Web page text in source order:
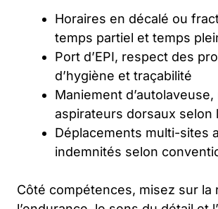
Horaires en décalé ou
temps partiel et temps
Port d’EPI, respect des
d’hygiène et traçabilité
Maniement
aspirateurs dorsaux selon
Déplacements multi-sites
indemnités selon
Côté compétences, misez sur la